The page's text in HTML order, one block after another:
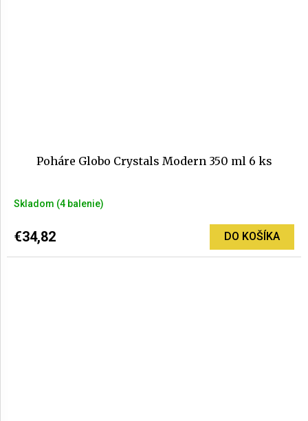
Poháre Globo Crystals Modern 350 ml 6 ks
Skladom (4 balenie)
€34,82 DO KOŠÍKA